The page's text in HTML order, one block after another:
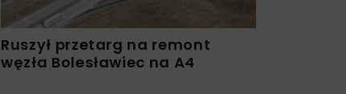
Ruszył przetarg na remont
węzła Bolesławiec na A4